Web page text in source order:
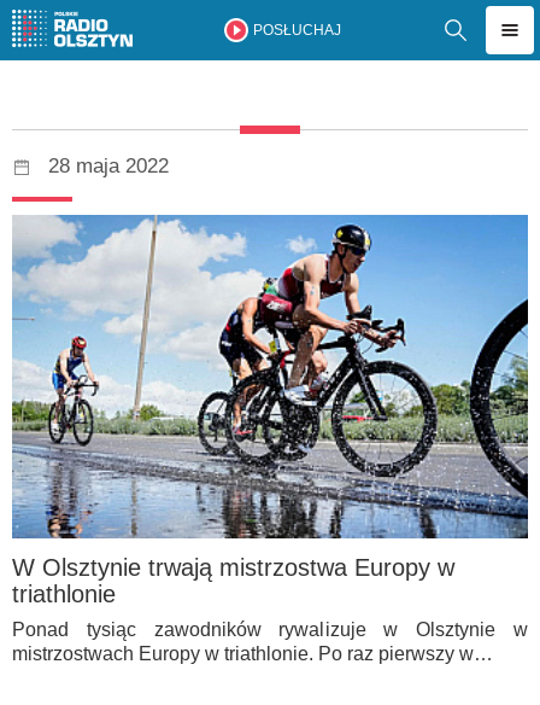
POSŁUCHAJ
28 maja 2022
W Olsztynie trwają mistrzostwa Europy w
triathlonie
Ponad tysiąc zawodników rywalizuje w Olsztynie w
mistrzostwach Europy w triathlonie. Po raz pierwszy w…